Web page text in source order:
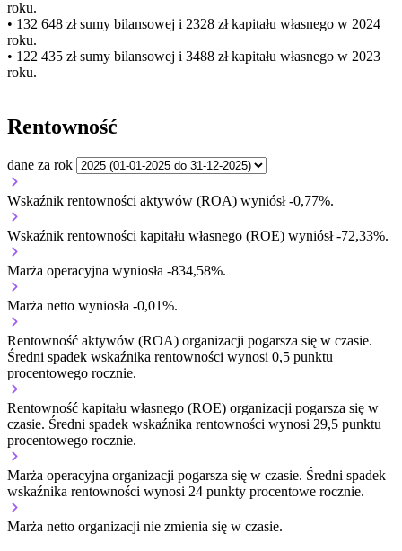
roku.
• 132 648 złsumy bilansowej i 2328 zł kapitału własnego w 2024
roku.
• 122 435 złsumy bilansowej i 3488 zł kapitału własnego w 2023
roku.
Rentowność
dane za rok
Wskaźnik rentowności aktywów (ROA) wyniósł -0,77%.
Wskaźnik rentowności kapitału własnego (ROE) wyniósł -72,33%.
Marża operacyjna wyniosła -834,58%.
Marża netto wyniosła -0,01%.
Rentowność aktywów (ROA) organizacji pogarsza się w czasie.
Średni spadek wskaźnika rentowności wynosi 0,5 punktu
procentowego rocznie.
Rentowność kapitału własnego (ROE) organizacji pogarsza się w
czasie. Średni spadek wskaźnika rentowności wynosi 29,5 punktu
procentowego rocznie.
Marża operacyjna organizacji pogarsza się w czasie. Średni spadek
wskaźnika rentowności wynosi 24 punkty procentowe rocznie.
Marża netto organizacji nie zmienia się w czasie.